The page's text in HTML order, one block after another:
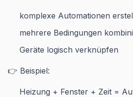
komplexe Automationen
mehrere Bedingungen
Geräte logisch verknüpfen
👉 Beispiel:
Heizung + Fenster + Zeit =